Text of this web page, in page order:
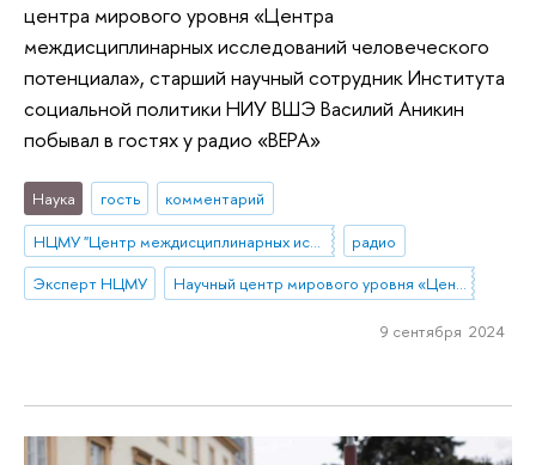
центра мирового уровня «Центра
междисциплинарных исследований человеческого
потенциала», старший научный сотрудник Института
социальной политики НИУ ВШЭ Василий Аникин
побывал в гостях у радио «ВЕРА»
Наука гость
комментарий
НЦМУ "Центр междисциплинарных исследований человеческого потенциала"
радио
Эксперт НЦМУ
Научный центр мирового уровня «Центр междисциплинарных исследований человеческого потенциала»
9 сентября 2024